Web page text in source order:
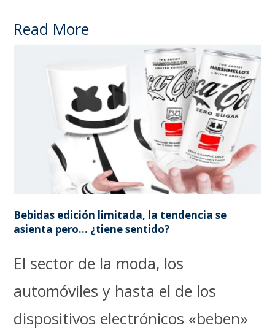
Read More
Bebidas edición limitada, la tendencia se
asienta pero… ¿tiene sentido?
El sector de la moda, los
automóviles y hasta el de los
dispositivos electrónicos «beben»